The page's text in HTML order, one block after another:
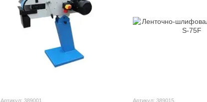
Артикул: 389001 Артикул: 389015